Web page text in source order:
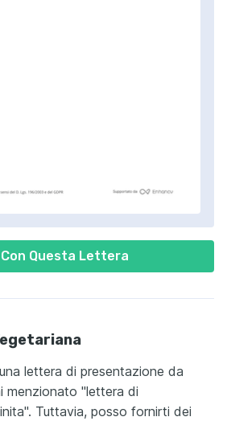
Con Questa Lettera
lettera di presentazione da
menzionato "lettera di
Tuttavia, posso fornirti dei